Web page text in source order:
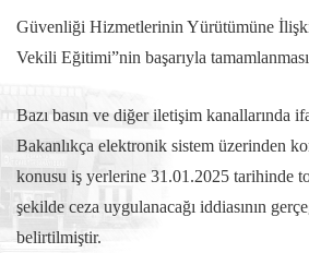
Güvenliği Hizmetlerinin Yürütümüne
Vekili Eğitimi”nin başarıyla
Bazı basın ve diğer iletişim kanallarında
Bakanlıkça elektronik sistem üzerinden
konusu iş yerlerine 31.01.2025 tarihinde
şekilde ceza uygulanacağı iddiasının
belirtilmiştir.